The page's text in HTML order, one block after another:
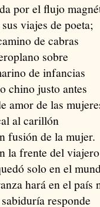
por el flujo
viajes de poeta;
de cabras
sobre
de infancias
chino justo antes
amor de las
al carillón
fusión de la mujer.
la frente del
solo en el
hará en el país
responde